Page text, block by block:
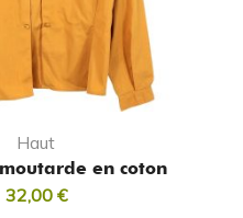
Haut
en coton
32,00 €